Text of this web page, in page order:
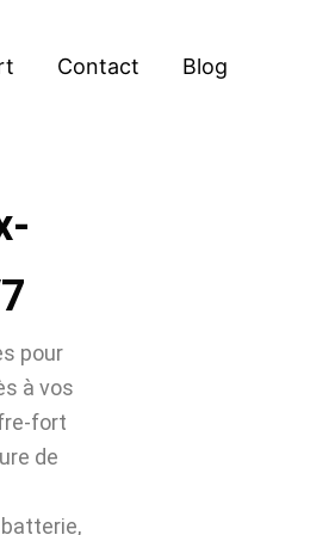
Contact Blog
pour
à vos
fort
de
batterie,